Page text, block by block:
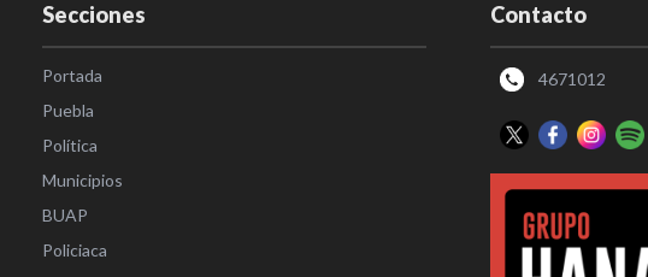
Secciones
Portada
Puebla
Política
Municipios
BUAP
Policiaca
Contacto
4671012